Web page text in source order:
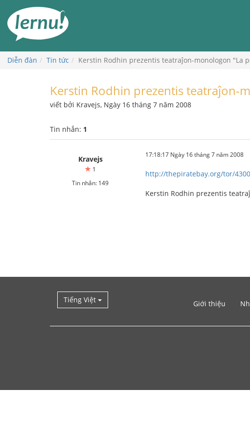
đến
phần
dung
Diễn đàn Tin tức Kerstin Rodhin prezentis teatraĵon-monologon "La
Kerstin Rodhin prezentis teatraĵon-
viết bởi Kravejs, Ngày 16 tháng 7 năm 2008
Tin nhắn: 1
Kravejs
1
Tin nhắn: 149
17:18:17 Ngày 16 tháng 7 năm 2008
http://thepiratebay.org/tor/
Kerstin Rodhin prezentis
Tiếng Việt Giới thiệu